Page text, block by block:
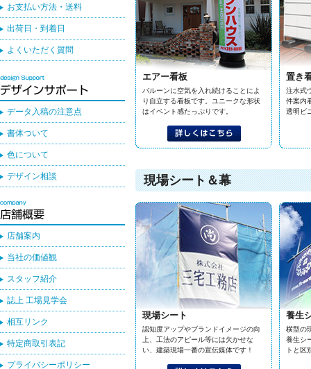
エアー看板
バルーンに空気を入れ続けることによ
り自立する看板です。ユニークな形状
はイベント感たっぷりです。
置き
注水式
件案内
透明ビ
現場シート＆幕
現場シート
認知度アップやブランドイメージの向
上、工法のアピール等には欠かせな
い、建築現場一番の宣伝媒体です！
養生
横型の
養生シ
トと区
お支払い方法・送料
出荷日・到着日
よくいただく質問
データ入稿の注意点
書体ついて
色について
デザイン相談
店舗案内
当社の価値観
スタッフ紹介
誌上 工場見学会
相互リンク
特定商取引表記
プライバシーポリシー